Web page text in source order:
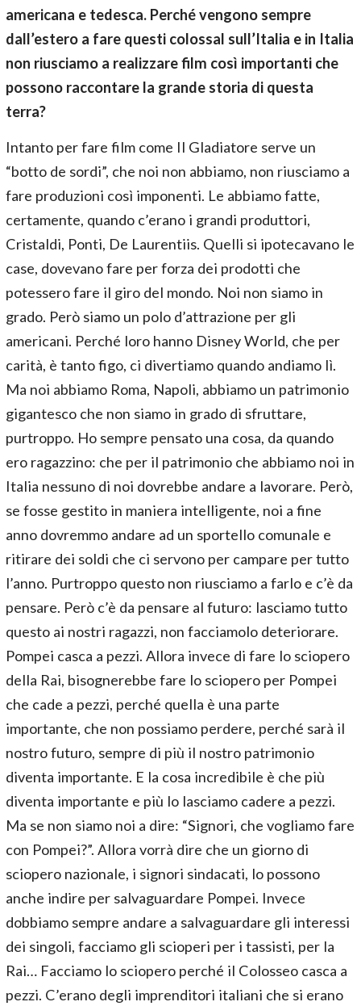
americana e tedesca. Perché vengono sempre
dall’estero a fare questi colossal sull’Italia e in Italia
non riusciamo a realizzare film così importanti che
possono raccontare la grande storia di questa
terra?
Intanto per fare film come Il Gladiatore serve un
“botto de sordi”, che noi non abbiamo, non riusciamo a
fare produzioni così imponenti. Le abbiamo fatte,
certamente, quando c’erano i grandi produttori,
Cristaldi, Ponti, De Laurentiis. Quelli si ipotecavano le
case, dovevano fare per forza dei prodotti che
potessero fare il giro del mondo. Noi non siamo in
grado. Però siamo un polo d’attrazione per gli
americani. Perché loro hanno Disney World, che per
carità, è tanto figo, ci divertiamo quando andiamo lì.
Ma noi abbiamo Roma, Napoli, abbiamo un patrimonio
gigantesco che non siamo in grado di sfruttare,
purtroppo. Ho sempre pensato una cosa, da quando
ero ragazzino: che per il patrimonio che abbiamo noi in
Italia nessuno di noi dovrebbe andare a lavorare. Però,
se fosse gestito in maniera intelligente, noi a fine
anno dovremmo andare ad un sportello comunale e
ritirare dei soldi che ci servono per campare per tutto
l’anno. Purtroppo questo non riusciamo a farlo e c’è da
pensare. Però c’è da pensare al futuro: lasciamo tutto
questo ai nostri ragazzi, non facciamolo deteriorare.
Pompei casca a pezzi. Allora invece di fare lo sciopero
della Rai, bisognerebbe fare lo sciopero per Pompei
che cade a pezzi, perché quella è una parte
importante, che non possiamo perdere, perché sarà il
nostro futuro, sempre di più il nostro patrimonio
diventa importante. E la cosa incredibile è che più
diventa importante e più lo lasciamo cadere a pezzi.
Ma se non siamo noi a dire: “Signori, che vogliamo fare
con Pompei?”. Allora vorrà dire che un giorno di
sciopero nazionale, i signori sindacati, lo possono
anche indire per salvaguardare Pompei. Invece
dobbiamo sempre andare a salvaguardare gli interessi
dei singoli, facciamo gli scioperi per i tassisti, per la
Rai… Facciamo lo sciopero perché il Colosseo casca a
pezzi. C’erano degli imprenditori italiani che si erano